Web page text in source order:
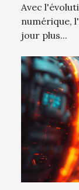
Avec
numérique,
jour plus...